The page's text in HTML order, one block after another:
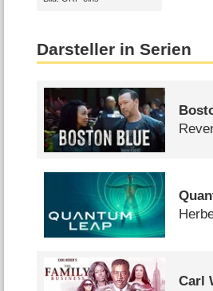
Darsteller in Serien
Carl